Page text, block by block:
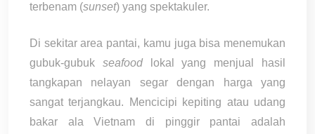
terbenam (sunset) yang spektakuler.
Di sekitar area pantai, kamu juga bisa menemukan
gubuk-gubuk seafoodlokal yang menjual hasil
tangkapan nelayan segar dengan harga yang
sangat terjangkau. Mencicipi kepiting atau udang
bakar ala Vietnam di pinggir pantai adalah